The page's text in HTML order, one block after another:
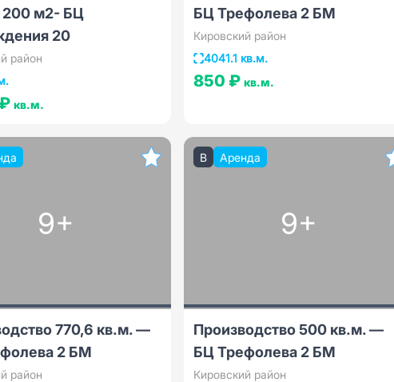
200 м2- БЦ
20
район
кв.м.
БЦ Трефолева 2 БМ
Кировский район
4041.1 кв.м.
850 ₽ кв.м.
9+
770,6 кв.м. —
2 БМ
район
B Аренда
9+
Производство 500 кв.м. —
БЦ Трефолева 2 БМ
Кировский район